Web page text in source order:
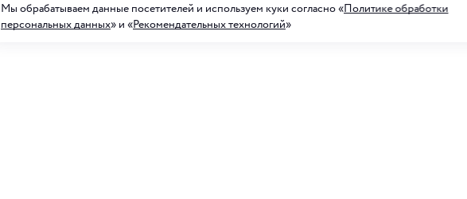
Мы обрабатываем данные посетителей и используем куки согласно «Политике обработки
персональных данных» и «Рекомендательных технологий»